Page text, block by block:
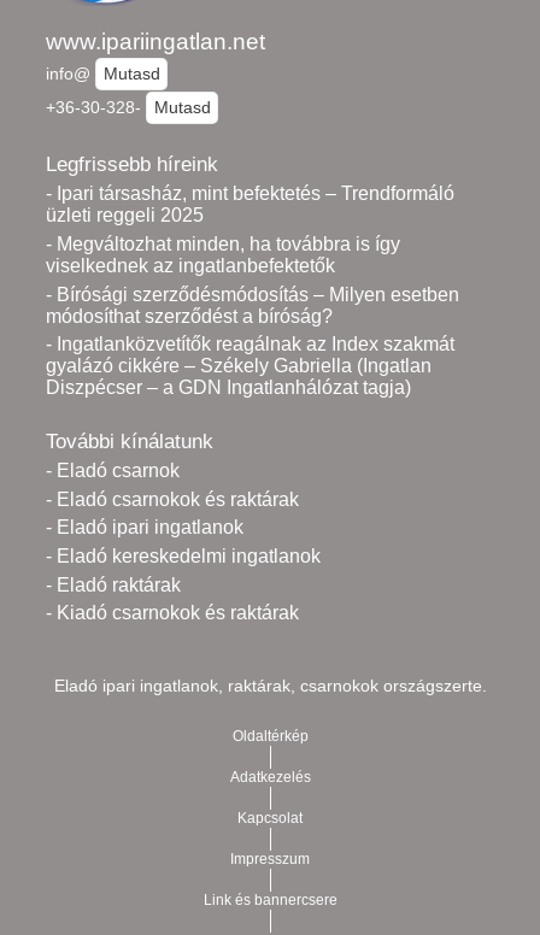
www.ipariingatlan.net
info@
Mutasd
+36-30-328-
Mutasd
Legfrissebb híreink
- Ipari társasház, mint befektetés – Trendformáló
üzleti reggeli 2025
- Megváltozhat minden, ha továbbra is így
viselkednek az ingatlanbefektetők
- Bírósági szerződésmódosítás – Milyen esetben
módosíthat szerződést a bíróság?
- Ingatlanközvetítők reagálnak az Index szakmát
gyalázó cikkére – Székely Gabriella (Ingatlan
Diszpécser – a GDN Ingatlanhálózat tagja)
További kínálatunk
- Eladó csarnok
- Eladó csarnokok és raktárak
- Eladó ipari ingatlanok
- Eladó kereskedelmi ingatlanok
- Eladó raktárak
- Kiadó csarnokok és raktárak
Eladó ipari ingatlanok, raktárak, csarnokok országszerte.
Oldaltérkép
Adatkezelés
Kapcsolat
Impresszum
Link és bannercsere